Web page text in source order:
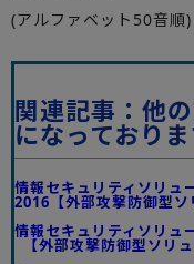
(アルファベット50音順)
関連記事：他
になっておりま
情報セキュリティソリ
2016【外部攻撃防御型ソ
情報セキュリティソリュ
【外部攻撃防御型ソリュ